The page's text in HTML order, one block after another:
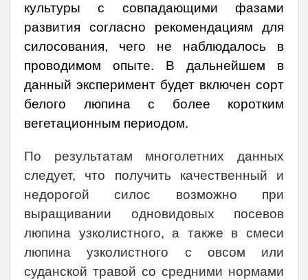
культуры с совпадающими фазами
развития согласно рекомендациям для
силосования, чего не наблюдалось в
проводимом опыте. В дальнейшем в
данный эксперимент будет включен сорт
белого люпина с более коротким
вегетационным периодом.
По результатам многолетних данных
следует, что получить качественный и
недорогой силос возможно при
выращивании одновидовых посевов
люпина узколистного, а также в смеси
люпина узколистного с овсом или
суданской травой со средними нормами